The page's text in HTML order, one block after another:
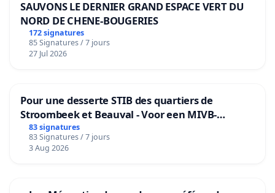
SAUVONS LE DERNIER GRAND ESPACE VERT DU
NORD DE CHENE-BOUGERIES
172 signatures
85 Signatures / 7 jours
27 Jul 2026
Pour une desserte STIB des quartiers de
Stroombeek et Beauval - Voor een MIVB-
bediening van de wijken Strombeek en Het
Voor
83 signatures
83 Signatures / 7 jours
3 Aug 2026